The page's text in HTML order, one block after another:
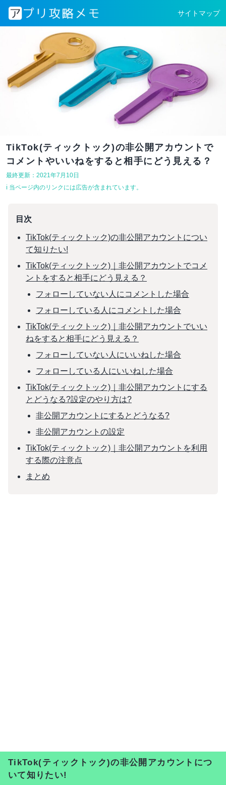
サイトマップ
TikTok(ティックトック)の非公開アカウントで
コメントやいいねをすると相手にどう見える？
最終更新：2021年7月10日
ℹ︎ 当ページ内のリンクには広告が含まれています。
目次
TikTok(ティックトック)の非公開アカウントについ
て知りたい!
TikTok(ティックトック)｜非公開アカウントでコメ
ントをすると相手にどう見える？
フォローしていない人にコメントした場合
フォローしている人にコメントした場合
TikTok(ティックトック)｜非公開アカウントでいい
ねをすると相手にどう見える？
フォローしていない人にいいねした場合
フォローしている人にいいねした場合
TikTok(ティックトック)｜非公開アカウントにする
とどうなる?設定のやり方は?
非公開アカウントにするとどうなる?
非公開アカウントの設定
TikTok(ティックトック)｜非公開アカウントを利用
する際の注意点
まとめ
TikTok(ティックトック)の非公開アカウントにつ
いて知りたい!